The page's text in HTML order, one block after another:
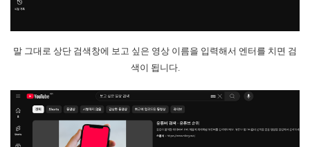
말 그대로 상단 검색창에 보고 싶은 영상 이름을 입력해서 엔터를 치면 검
색이 됩니다.